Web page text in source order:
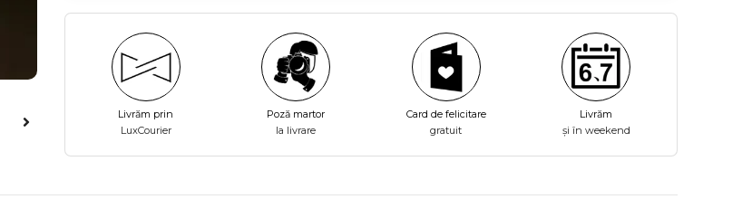
Livrăm prin
LuxCourier
Poză martor
la livrare
Card de felicitare
gratuit
Livrăm
și în weekend